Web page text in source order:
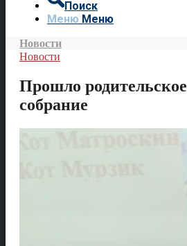
Поиск
Меню Меню
Новости
Новости
Прошло родительское
собрание